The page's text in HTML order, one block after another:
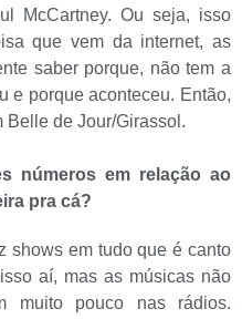
McCartney. Ou seja, isso
que vem da internet, as
saber porque, não tem a
e porque aconteceu. Então,
Belle de Jour/Girassol.
números em relação ao
pra cá?
shows em tudo que é canto
aí, mas as músicas não
muito pouco nas rádios.